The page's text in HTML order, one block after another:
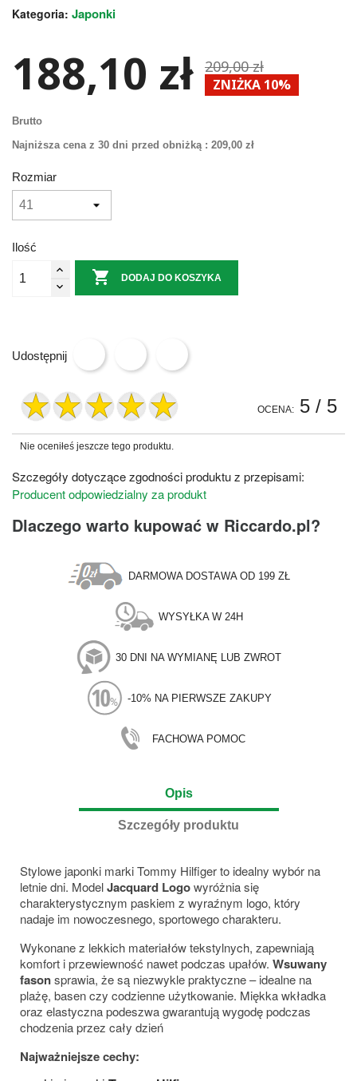
Kategoria: Japonki
188,10 zł 209,00 zł
ZNIŻKA 10%
Brutto
Najniższa cena z 30 dni przed obniżką : 209,00 zł
Rozmiar
Ilość
 DODAJ DO KOSZYKA
Udostępnij
OCENA: 5 / 5
Nie oceniłeś jeszcze tego produktu.
Szczegóły dotyczące zgodności produktu z przepisami:
Producent odpowiedzialny za produkt
Dlaczego warto kupować w Riccardo.pl?
DARMOWA DOSTAWA OD 199 ZŁ
WYSYŁKA W 24H
30 DNI NA WYMIANĘ LUB ZWROT
-10% NA PIERWSZE ZAKUPY
FACHOWA POMOC
Opis
Szczegóły produktu
Stylowe japonki markiTommy Hilfigerto idealny wybór na
letnie dni. ModelJacquard Logowyróżnia się
charakterystycznym paskiem z wyraźnym logo, który
nadaje im nowoczesnego, sportowego charakteru.
Wykonane z lekkich materiałów tekstylnych, zapewniają
komfort i przewiewność nawet podczas upałów. Wsuwany
fasonsprawia, że są niezwykle praktyczne – idealne na
plażę, basen czy codzienne użytkowanie. Miękka wkładka
oraz elastyczna podeszwa gwarantują wygodę podczas
chodzenia przez cały dzień
Najważniejsze cechy: